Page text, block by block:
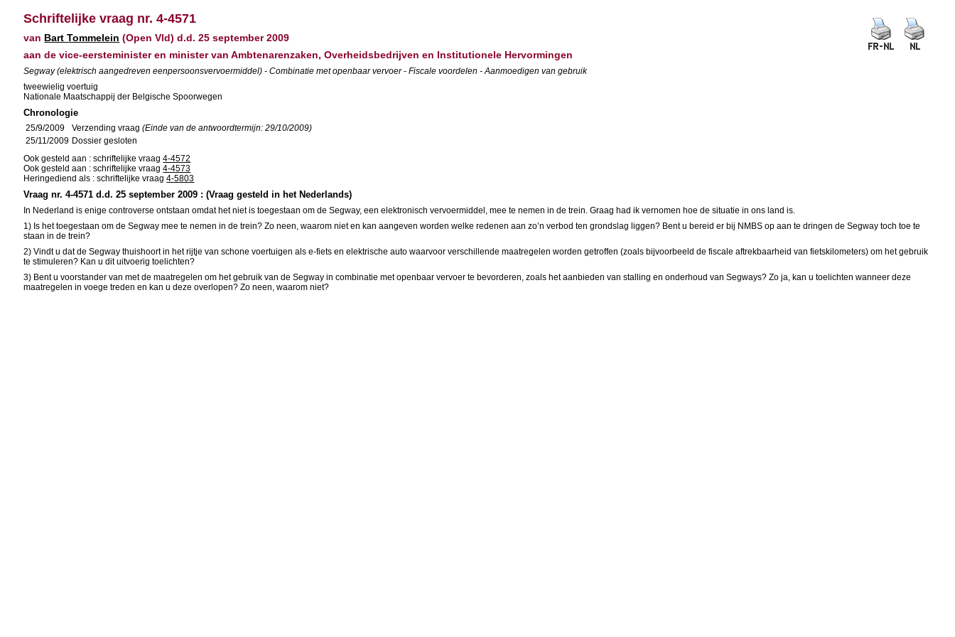
Schriftelijke vraag nr. 4-4571
van Bart Tommelein (Open Vld) d.d. 25 september 2009
aan de vice-eersteminister en minister van Ambtenarenzaken, Overheidsbedrijven en Institutionele Hervormingen
Segway (elektrisch aangedreven eenpersoonsvervoermiddel) - Combinatie met openbaar vervoer - Fiscale voordelen - Aanmoedigen van gebruik
tweewielig voertuig
Nationale Maatschappij der Belgische Spoorwegen
Chronologie
25/9/2009 Verzending vraag(Einde van de antwoordtermijn: 29/10/2009)
25/11/2009 Dossier gesloten
Ook gesteld aan : schriftelijke vraag4-4572
Ook gesteld aan : schriftelijke vraag4-4573
Heringediend als : schriftelijke vraag4-5803
Vraag nr. 4-4571 d.d. 25 september 2009 : (Vraag gesteld in het Nederlands)
In Nederland is enige controverse ontstaan omdat het niet is toegestaan om de Segway, een elektronisch vervoermiddel, mee te nemen in de trein. Graag had ik vernomen hoe de situatie in ons land is.
1) Is het toegestaan om de Segway mee te nemen in de trein? Zo neen, waarom niet en kan aangeven worden welke redenen aan zo’n verbod ten grondslag liggen? Bent u bereid er bij NMBS op aan te dringen de Segway toch toe te
staan in de trein?
2) Vindt u dat de Segway thuishoort in het rijtje van schone voertuigen als e-fiets en elektrische auto waarvoor verschillende maatregelen worden getroffen (zoals bijvoorbeeld de fiscale aftrekbaarheid van fietskilometers) om het gebruik
te stimuleren? Kan u dit uitvoerig toelichten?
3) Bent u voorstander van met de maatregelen om het gebruik van de Segway in combinatie met openbaar vervoer te bevorderen, zoals het aanbieden van stalling en onderhoud van Segways? Zo ja, kan u toelichten wanneer deze
maatregelen in voege treden en kan u deze overlopen? Zo neen, waarom niet?